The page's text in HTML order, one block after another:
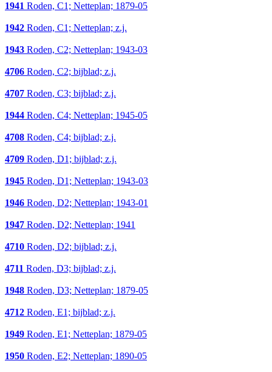
1941 Roden, C1; Netteplan; 1879-05
1942 Roden, C1; Netteplan; z.j.
1943 Roden, C2; Netteplan; 1943-03
4706 Roden, C2; bijblad; z.j.
4707 Roden, C3; bijblad; z.j.
1944 Roden, C4; Netteplan; 1945-05
4708 Roden, C4; bijblad; z.j.
4709 Roden, D1; bijblad; z.j.
1945 Roden, D1; Netteplan; 1943-03
1946 Roden, D2; Netteplan; 1943-01
1947 Roden, D2; Netteplan; 1941
4710 Roden, D2; bijblad; z.j.
4711 Roden, D3; bijblad; z.j.
1948 Roden, D3; Netteplan; 1879-05
4712 Roden, E1; bijblad; z.j.
1949 Roden, E1; Netteplan; 1879-05
1950 Roden, E2; Netteplan; 1890-05